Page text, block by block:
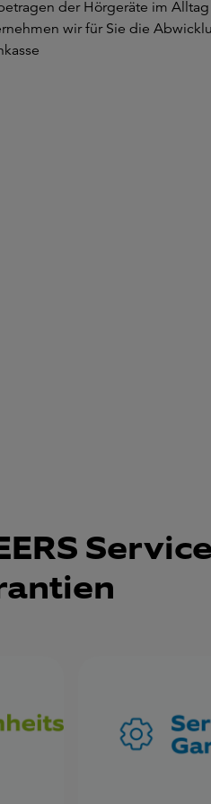
der Hörgeräte im Alltag
wir für Sie die